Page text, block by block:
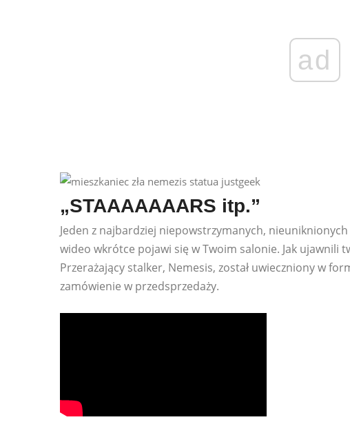
ad
„STAAAAAAARS itp.”
Jeden z najbardziej niepowstrzymanych,
wideo wkrótce pojawi się w Twoim salonie. Jak ujawnili
Przerażający stalker, Nemesis, został uwieczniony w
zamówienie w przedsprzedaży.